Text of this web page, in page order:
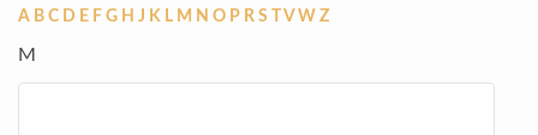
A B C D E F G H J K L M N O P R S TV W Z
M